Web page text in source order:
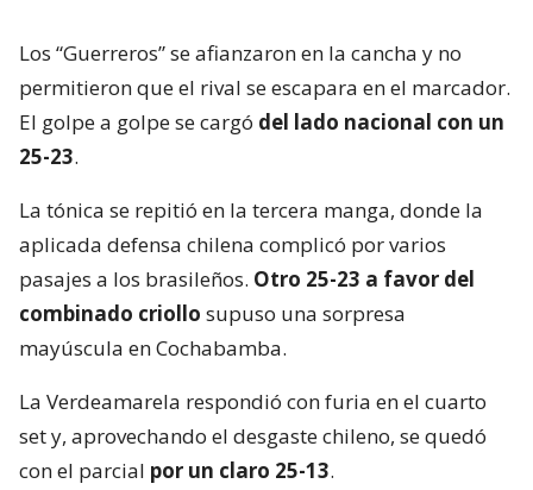
Los “Guerreros” se afianzaron en la cancha y no
permitieron que el rival se escapara en el marcador.
El golpe a golpe se cargó del lado nacional con un
25-23.
La tónica se repitió en la tercera manga, donde la
aplicada defensa chilena complicó por varios
pasajes a los brasileños. Otro 25-23 a favor del
combinado criollo supuso una sorpresa
mayúscula en Cochabamba.
La Verdeamarela respondió con furia en el cuarto
set y, aprovechando el desgaste chileno, se quedó
con el parcial por un claro 25-13.